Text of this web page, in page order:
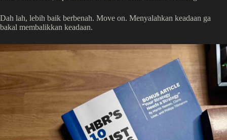
Dah lah, lebih baik berbenah. Move on. Menyalahkan keadaan ga
bakal membalikkan keadaan.